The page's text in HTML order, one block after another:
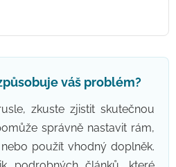
váš problém?
zkuste zjistit skutečnou
správně nastavit rám,
použít vhodný doplněk.